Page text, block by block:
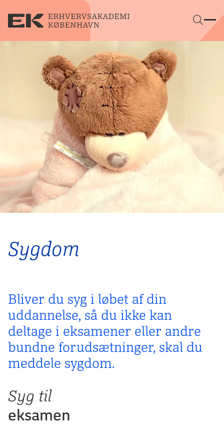
Sygdom
Bliver du syg i løbet af din
uddannelse, så du ikke kan
deltage i eksamener eller andre
bundne forudsætninger, skal du
meddele sygdom.
Syg til
eksamen